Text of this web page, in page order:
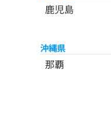
鹿児島
沖縄県
那覇